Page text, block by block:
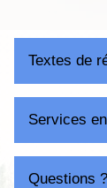
Textes de
Services
Questions